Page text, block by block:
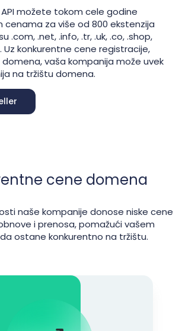
možete tokom cele godine
cenama za više od 800 ekstenzija
.com, .net, .info, .tr, .uk, .co, .shop,
Uz konkurentne cene registracije,
vaša kompanija može uvek
na tržištu domena.
cene domena
naše kompanije donose niske cene
i prenosa, pomažući vašem
ostane konkurentno na tržištu.